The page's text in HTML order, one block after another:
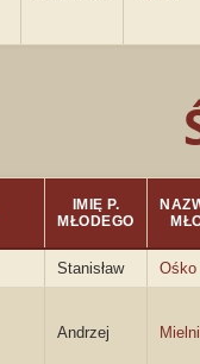
IMIĘ P.
MŁODEGO
Stanisław Ośko
Andrzej